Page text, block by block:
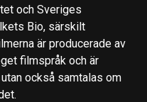
och Sveriges
Bio, särskilt
är producerade av
filmspråk och är
också samtalas om